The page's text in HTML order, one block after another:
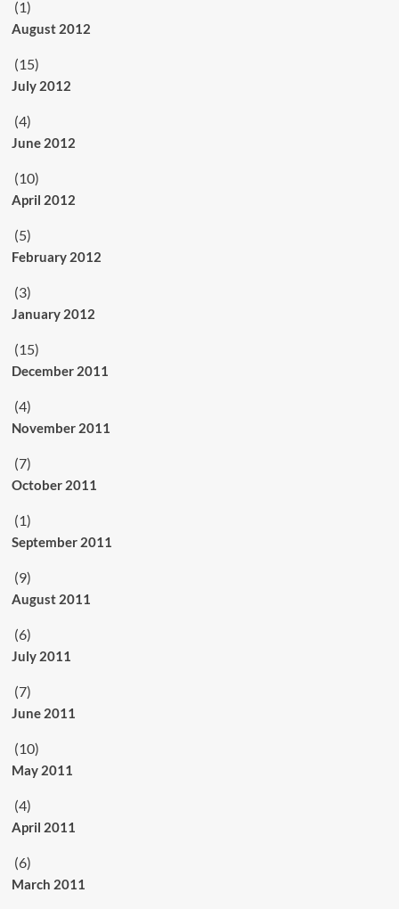
(1)
August 2012
(15)
July 2012
(4)
June 2012
(10)
April 2012
(5)
February 2012
(3)
January 2012
(15)
December 2011
(4)
November 2011
(7)
October 2011
(1)
September 2011
(9)
August 2011
(6)
July 2011
(7)
June 2011
(10)
May 2011
(4)
April 2011
(6)
March 2011